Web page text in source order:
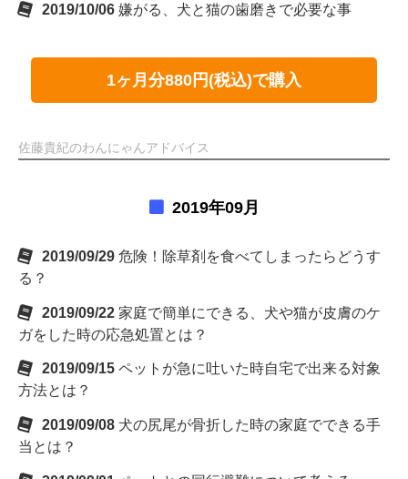
2019/10/06 嫌がる、犬と猫の歯磨きで必要な事
1ヶ月分880円(税込)で購入
佐藤貴紀のわんにゃんアドバイス
2019年09月
2019/09/29 危険！除草剤を食べてしまったらどうす
る？
2019/09/22 家庭で簡単にできる、犬や猫が皮膚のケ
ガをした時の応急処置とは？
2019/09/15 ペットが急に吐いた時自宅で出来る対象
方法とは？
2019/09/08 犬の尻尾が骨折した時の家庭でできる手
当とは？